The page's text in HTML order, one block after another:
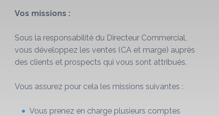
Vos missions :
Sous la responsabilité du Directeur Commercial,
vous développez les ventes (CA et marge) auprès
des clients et prospects qui vous sont attribués.
Vous assurez pour cela les missions suivantes :
Vous prenez en charge plusieurs comptes